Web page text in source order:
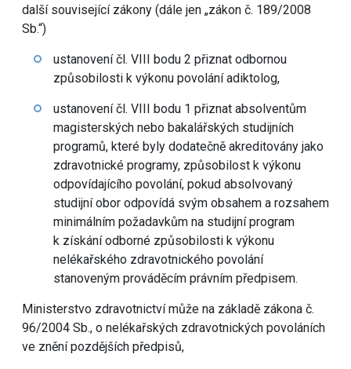
další související zákony (dále jen „zákon č. 189/2008
Sb.“)
ustanovení čl. VIII bodu 2 přiznat odbornou
způsobilosti k výkonu povolání adiktolog,
ustanovení čl. VIII bodu 1 přiznat absolventům
magisterských nebo bakalářských studijních
programů, které byly dodatečně akreditovány jako
zdravotnické programy, způsobilost k výkonu
odpovídajícího povolání, pokud absolvovaný
studijní obor odpovídá svým obsahem a rozsahem
minimálním požadavkům na studijní program
k získání odborné způsobilosti k výkonu
nelékařského zdravotnického povolání
stanoveným prováděcím právním předpisem.
Ministerstvo zdravotnictví může na základě zákona č.
96/2004 Sb., o nelékařských zdravotnických povoláních
ve znění pozdějších předpisů,